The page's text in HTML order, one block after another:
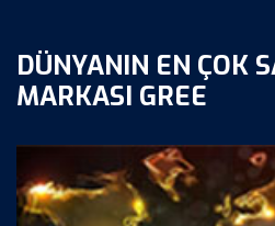
DÜNYANIN EN ÇOK
MARKASI GREE